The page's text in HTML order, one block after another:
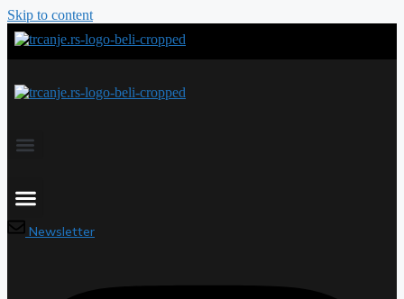
Skip to content
Newsletter